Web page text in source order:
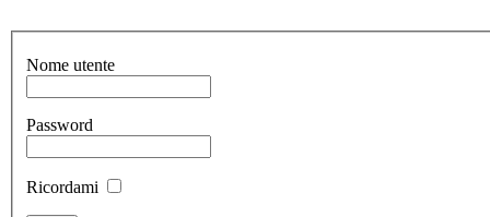
Nome utente
Password
Ricordami